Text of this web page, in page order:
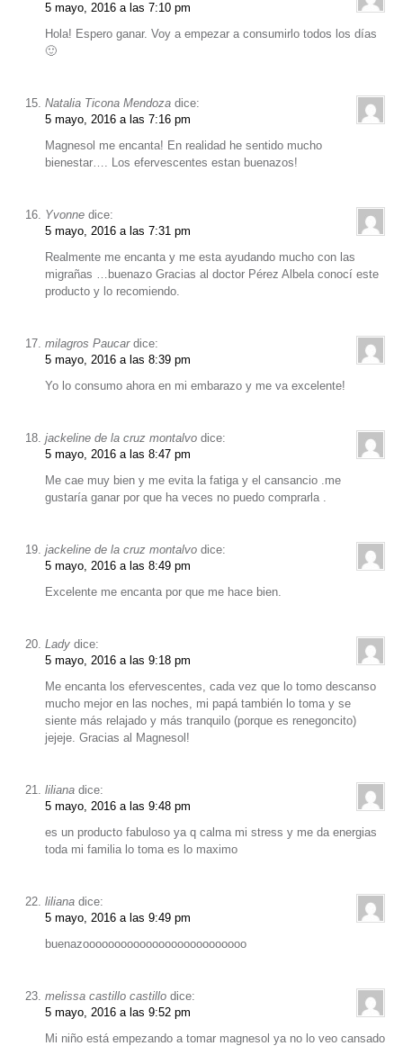
5 mayo, 2016 a las 7:10 pm
Hola! Espero ganar. Voy a empezar a consumirlo todos los días
🙂
Natalia Ticona Mendoza dice:
5 mayo, 2016 a las 7:16 pm
Magnesol me encanta! En realidad he sentido mucho
bienestar…. Los efervescentes estan buenazos!
Yvonne dice:
5 mayo, 2016 a las 7:31 pm
Realmente me encanta y me esta ayudando mucho con las
migrañas …buenazo Gracias al doctor Pérez Albela conocí este
producto y lo recomiendo.
milagros Paucar dice:
5 mayo, 2016 a las 8:39 pm
Yo lo consumo ahora en mi embarazo y me va excelente!
jackeline de la cruz montalvo dice:
5 mayo, 2016 a las 8:47 pm
Me cae muy bien y me evita la fatiga y el cansancio .me
gustaría ganar por que ha veces no puedo comprarla .
jackeline de la cruz montalvo dice:
5 mayo, 2016 a las 8:49 pm
Excelente me encanta por que me hace bien.
Lady dice:
5 mayo, 2016 a las 9:18 pm
Me encanta los efervescentes, cada vez que lo tomo descanso
mucho mejor en las noches, mi papá también lo toma y se
siente más relajado y más tranquilo (porque es renegoncito)
jejeje. Gracias al Magnesol!
liliana dice:
5 mayo, 2016 a las 9:48 pm
es un producto fabuloso ya q calma mi stress y me da energias
toda mi familia lo toma es lo maximo
liliana dice:
5 mayo, 2016 a las 9:49 pm
buenazoooooooooooooooooooooooooo
melissa castillo castillo dice:
5 mayo, 2016 a las 9:52 pm
Mi niño está empezando a tomar magnesol ya no lo veo cansado